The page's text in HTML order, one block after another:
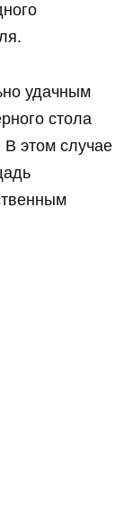
удачным
стола
В этом случае